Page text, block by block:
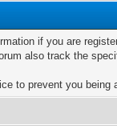
if you are
also track the
to prevent you